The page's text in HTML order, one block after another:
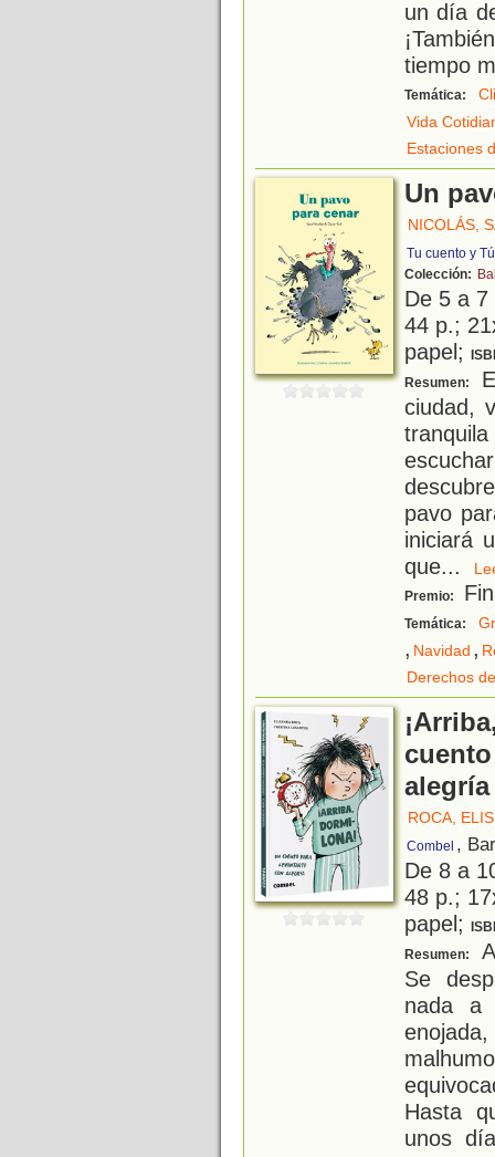
un día
tiempo
Temática:
Vida
Estaciones
Un
NICOLÁS,
Tu cuento y Tú
Colección:
De 5 a
44 p.;
papel;
Resumen:
ciudad,
pavo
iniciará
que...
Premio:
Temática:
, Navidad ,
Derechos
alegría
ROCA,
Combel ,
De 8 a
48 p.;
papel;
Resumen:
Se
nada a
Hasta
unos